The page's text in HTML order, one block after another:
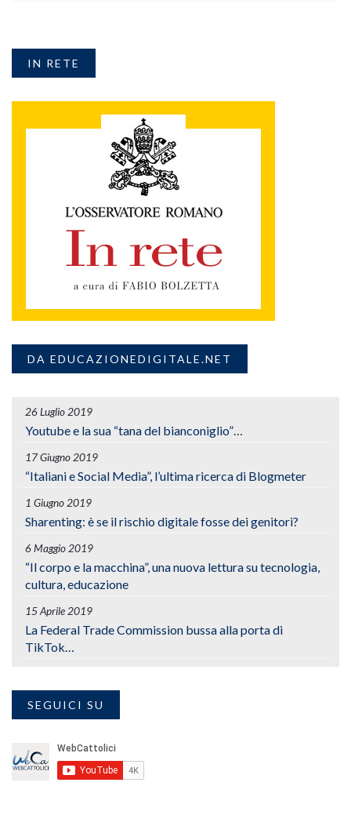
IN RETE
DA EDUCAZIONEDIGITALE.NET
26 Luglio 2019
Youtube e la sua “tana del bianconiglio”…
17 Giugno 2019
“Italiani e Social Media”, l’ultima ricerca di Blogmeter
1 Giugno 2019
Sharenting: è se il rischio digitale fosse dei genitori?
6 Maggio 2019
“Il corpo e la macchina”, una nuova lettura su tecnologia,
cultura, educazione
15 Aprile 2019
La Federal Trade Commission bussa alla porta di
TikTok…
SEGUICI SU